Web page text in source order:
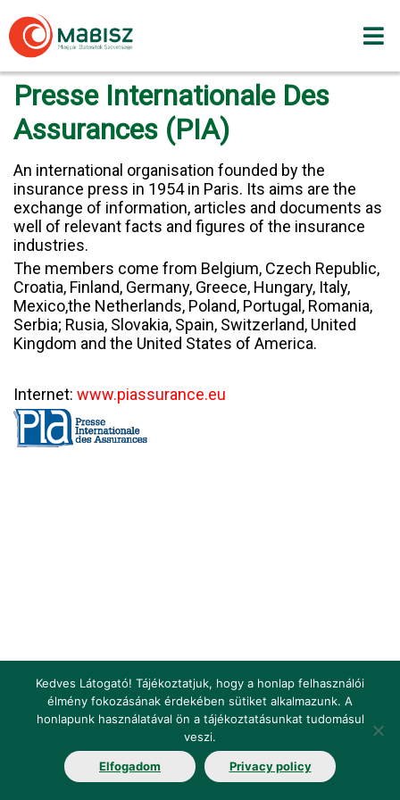
to
content
Presse Internationale Des
Assurances (PIA)
An international organisation founded by the
insurance press in 1954 in Paris. Its aims are the
exchange of information, articles and documents as
well of relevant facts and figures of the insurance
industries.
The members come from Belgium, Czech Republic,
Croatia, Finland, Germany, Greece, Hungary, Italy,
Mexico,the Netherlands, Poland, Portugal, Romania,
Serbia; Rusia, Slovakia, Spain, Switzerland, United
Kingdom and the United States of America.
Internet: www.piassurance.eu
Impressum Terms and Conditions Legislation Glossary
Contact us
Kedves Látogató! Tájékoztatjuk, hogy a honlap felhasználói
élmény fokozásának érdekében sütiket alkalmazunk. A
honlapunk használatával ön a tájékoztatásunkat tudomásul
veszi.
Elfogadom Privacy policy